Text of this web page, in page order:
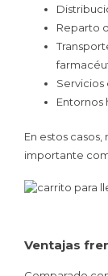
Reparto
Entornos
En estos
importante
Ventajas